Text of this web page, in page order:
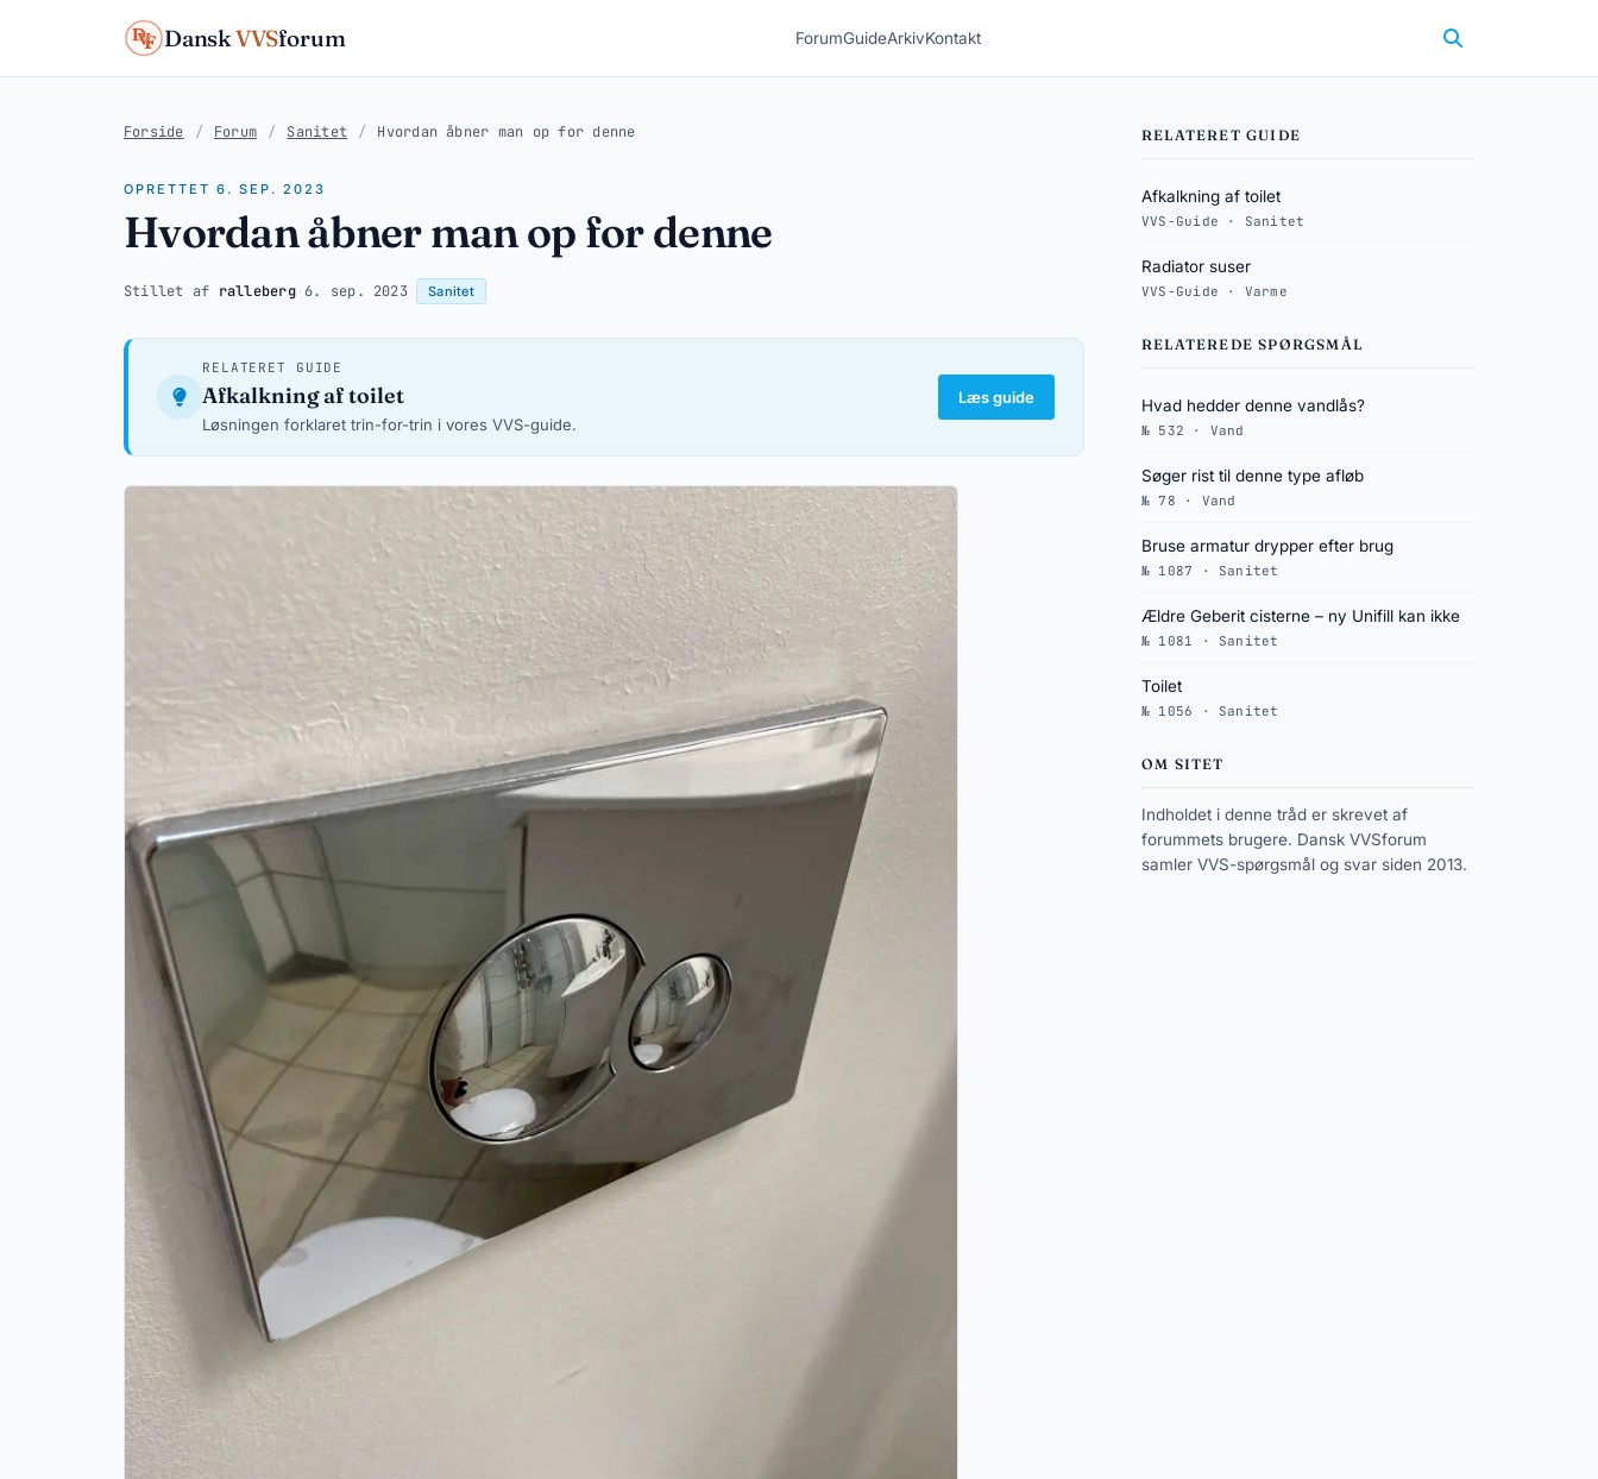
DanskVVSforum ForumGuideArkivKontakt
Forside / Forum / Sanitet / Hvordan åbner man op for denne
OPRETTET 6. SEP. 2023
Hvordan åbner man op for denne
Stillet af ralleberg·6. sep. 2023 Sanitet
RELATERET GUIDE
Afkalkning af toilet
Løsningen forklaret trin-for-trin i vores VVS-guide.
Læs guide
RELATERET GUIDE
Afkalkning af toilet
VVS-Guide · Sanitet
Radiator suser
VVS-Guide · Varme
RELATEREDE SPØRGSMÅL
Hvad hedder denne vandlås?
№ 532 · Vand
Søger rist til denne type afløb
№ 78 · Vand
Bruse armatur drypper efter brug
№ 1087 · Sanitet
Ældre Geberit cisterne – ny Unifill kan ikke
№ 1081 · Sanitet
Toilet
№ 1056 · Sanitet
OM SITET
Indholdet i denne tråd er skrevet af
forummets brugere. Dansk VVSforum
samler VVS-spørgsmål og svar siden 2013.